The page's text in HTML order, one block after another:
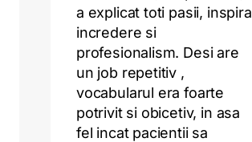
a explicat toti pasii, inspira
incredere si
profesionalism. Desi are
un job repetitiv ,
vocabularul era foarte
potrivit si obicetiv, in asa
fel incat pacientii sa